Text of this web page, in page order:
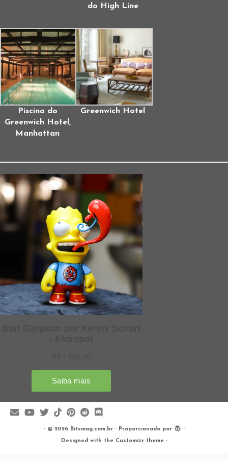
do High Line
Piscina do
Greenwich Hotel,
Manhattan
Greenwich Hotel
· © 2026 Bitsmag.com.br· Proporcionado por ·
Designed with the Customizr theme ·